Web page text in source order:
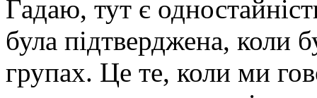
Гадаю, тут є
була підтверджена, коли
групах. Це те, коли ми